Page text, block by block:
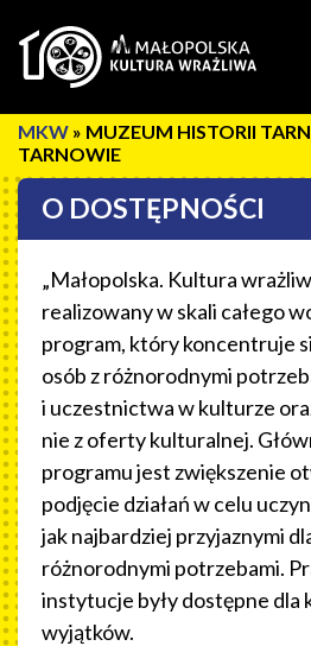
» MUZEUM HISTORII
TARNOWIE
O DOSTĘPNOŚCI
„Małopolska. Kultura
realizowany w skali całego
program, który koncentruje
osób z różnorodnymi
i uczestnictwa w kulturze
nie z oferty kulturalnej.
programu jest zwiększenie
podjęcie działań w celu
jak najbardziej przyjaznymi
różnorodnymi potrzebami.
instytucje były dostępne dla
wyjątków.